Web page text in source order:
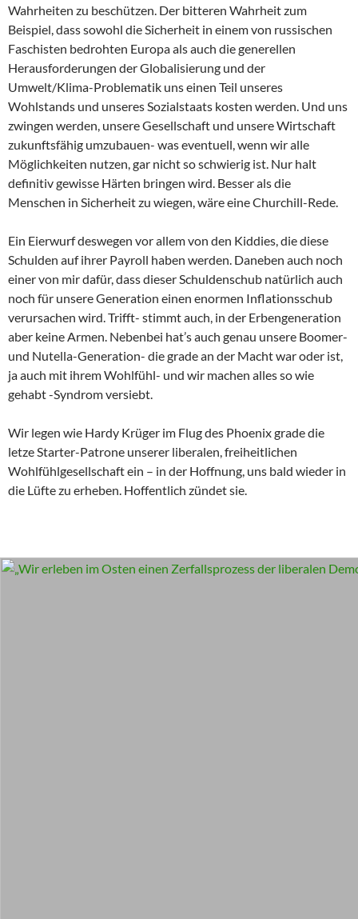
Wahrheiten zu beschützen. Der bitteren Wahrheit zum
Beispiel, dass sowohl die Sicherheit in einem von russischen
Faschisten bedrohten Europa als auch die generellen
Herausforderungen der Globalisierung und der
Umwelt/Klima-Problematik uns einen Teil unseres
Wohlstands und unseres Sozialstaats kosten werden. Und uns
zwingen werden, unsere Gesellschaft und unsere Wirtschaft
zukunftsfähig umzubauen- was eventuell, wenn wir alle
Möglichkeiten nutzen, gar nicht so schwierig ist. Nur halt
definitiv gewisse Härten bringen wird. Besser als die
Menschen in Sicherheit zu wiegen, wäre eine Churchill-Rede.
Ein Eierwurf deswegen vor allem von den Kiddies, die diese
Schulden auf ihrer Payroll haben werden. Daneben auch noch
einer von mir dafür, dass dieser Schuldenschub natürlich auch
noch für unsere Generation einen enormen Inflationsschub
verursachen wird. Trifft- stimmt auch, in der Erbengeneration
aber keine Armen. Nebenbei hat’s auch genau unsere Boomer-
und Nutella-Generation- die grade an der Macht war oder ist,
ja auch mit ihrem Wohlfühl- und wir machen alles so wie
gehabt -Syndrom versiebt.
Wir legen wie Hardy Krüger im Flug des Phoenix grade die
letze Starter-Patrone unserer liberalen, freiheitlichen
Wohlfühlgesellschaft ein – in der Hoffnung, uns bald wieder in
die Lüfte zu erheben. Hoffentlich zündet sie.